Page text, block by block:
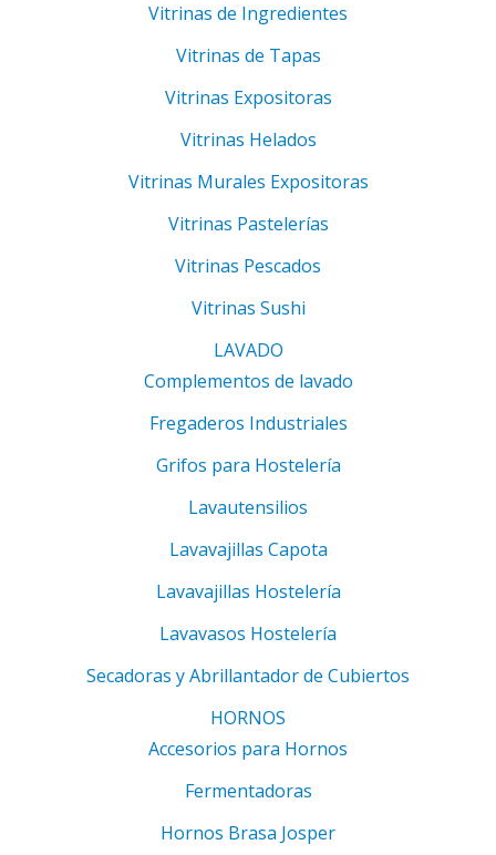
Vitrinas de Ingredientes
Vitrinas de Tapas
Vitrinas Expositoras
Vitrinas Helados
Vitrinas Murales Expositoras
Vitrinas Pastelerías
Vitrinas Pescados
Vitrinas Sushi
LAVADO
Complementos de lavado
Fregaderos Industriales
Grifos para Hostelería
Lavautensilios
Lavavajillas Capota
Lavavajillas Hostelería
Lavavasos Hostelería
Secadoras y Abrillantador de Cubiertos
HORNOS
Accesorios para Hornos
Fermentadoras
Hornos Brasa Josper